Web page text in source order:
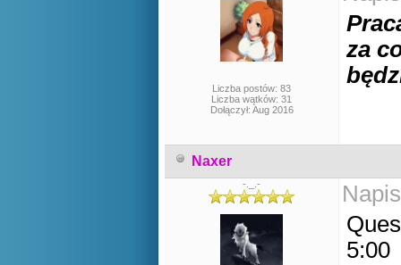
Liczba postów: 83
Liczba wątków: 31
Dołączył: Aug 2016
za
Naxer
-._.-
5:00